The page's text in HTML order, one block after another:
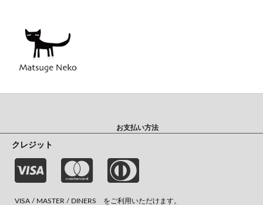
お支払い方法
クレジット
VISA / MASTER / DINERS をご利用いただけます。